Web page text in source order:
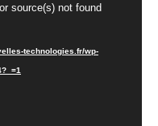
source(s) not found
technologies.fr/wp-